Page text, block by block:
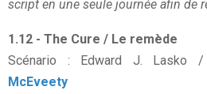
script en une seule journée afin de
1.12 - The Cure / Le remède
Scénario : Edward J. Lasko
McEveety